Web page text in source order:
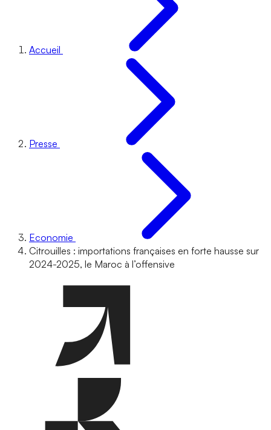
Accueil
Presse
Economie
Citrouilles : importations françaises en forte hausse sur
2024-2025, le Maroc à l’offensive